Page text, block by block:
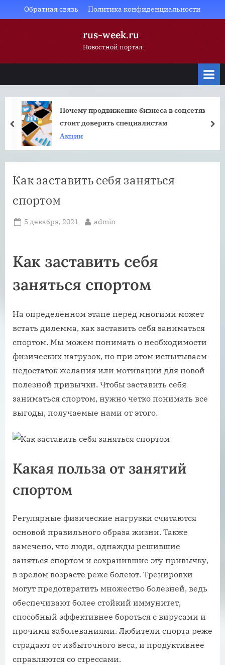
to
Обратная связь Политика конфиденциальности
rus-week.ru
Новостной портал
Почему продвижение бизнеса в соцсетях
стоит доверять специалистам
Акции
prev
Как заставить себя заняться
спортом
Posted
5 декабря, 2021 By
admin
Как заставить себя
заняться спортом
На определенном этапе перед многими может
встать дилемма, как заставить себя заниматься
спортом. Мы можем понимать о необходимости
физических нагрузок, но при этом испытываем
недостаток желания или мотивации для новой
полезной привычки. Чтобы заставить себя
заниматься спортом, нужно четко понимать все
выгоды, получаемые нами от этого.
Какая польза от занятий
спортом
Регулярные физические нагрузки считаются
основой правильного образа жизни. Также
замечено, что люди, однажды решившие
заняться спортом и сохранившие эту привычку,
в зрелом возрасте реже болеют. Тренировки
могут предотвратить множество болезней, ведь
обеспечивают более стойкий иммунитет,
способный эффективнее бороться с вирусами и
прочими заболеваниями. Любители спорта реже
страдают от избыточного веса, и продуктивнее
справляются со стрессами.